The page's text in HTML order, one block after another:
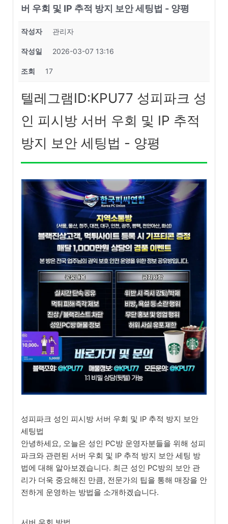
버 우회 및 IP 추적 방지 보안 세팅법 - 양평
작성자 관리자
작성일 2026-03-07 13:16
조회 17
텔레그램ID:KPU77 성피파크 성
인 피시방 서버 우회 및 IP 추적
방지 보안 세팅법 - 양평
성피파크 성인 피시방 서버 우회 및 IP 추적 방지 보안
세팅법
안녕하세요, 오늘은 성인 PC방 운영자분들을 위해 성피
파크와 관련된 서버 우회 및 IP 추적 방지 보안 세팅 방
법에 대해 알아보겠습니다. 최근 성인 PC방의 보안 관
리가 더욱 중요해진 만큼, 전문가의 팁을 통해 매장을 안
전하게 운영하는 방법을 소개하겠습니다.